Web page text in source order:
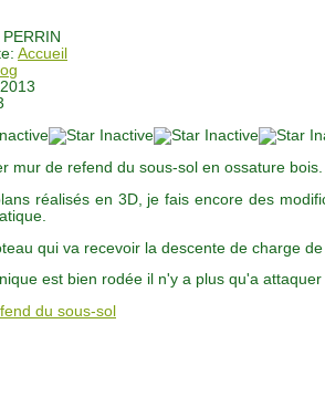
Accueil
mur de refend du sous-sol en ossature bois.
réalisés en 3D, je fais encore des
qui va recevoir la descente de charge
est bien rodée il n'y a plus qu'a
du sous-sol